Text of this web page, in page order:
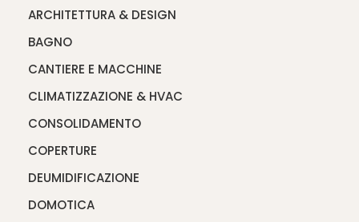
ARCHITETTURA & DESIGN
BAGNO
CANTIERE E MACCHINE
CLIMATIZZAZIONE & HVAC
CONSOLIDAMENTO
COPERTURE
DEUMIDIFICAZIONE
DOMOTICA